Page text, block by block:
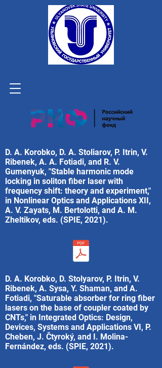
D. A. Korobko, D. A. Stoliarov, P. Itrin, V.
Ribenek, A. A. Fotiadi, and R. V.
Gumenyuk, "Stable harmonic mode
locking in soliton fiber laser with
frequency shift: theory and experiment,"
in Nonlinear Optics and Applications XII,
A. V. Zayats, M. Bertolotti, and A. M.
Zheltikov, eds. (SPIE, 2021).
D. A. Korobko, D. Stolyarov, P. Itrin, V.
Ribenek, A. Sysa, Y. Shaman, and A.
Fotiadi, "Saturable absorber for ring fiber
lasers on the base of coupler coated by
CNTs," in Integrated Optics: Design,
Devices, Systems and Applications VI, P.
Cheben, J. Čtyroký, and I. Molina-
Fernández, eds. (SPIE, 2021).